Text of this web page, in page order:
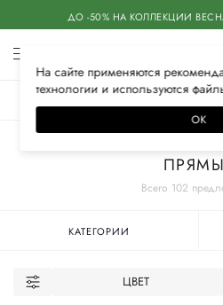
ДО -50% НА КОЛЛЕКЦИИ
Всего 102
КАТЕГОРИИ
ЦВЕТ
На сайте применяются
технологии и используются
ОК